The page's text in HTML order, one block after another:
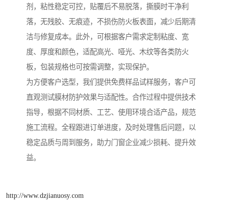
剂，粘性稳定可控，贴覆后不易脱落，撕膜时干净利
落，无残胶、无痕迹，不损伤防火板表面，减少后期清
洁与修复成本。此外，可根据客户需求定制粘度、宽
度、厚度和颜色，适配高光、哑光、木纹等各类防火
板，包装规格也可按需调整，实现保护。
为方便客户选型，我们提供免费样品试样服务，客户可
直观测试膜材防护效果与适配性。合作过程中提供技术
指导，根据不同材质、工艺、使用环境合适产品，规范
施工流程。全程跟进订单进度，及时处理售后问题，以
稳定品质与周到服务，助力门窗企业减少损耗、提升效
益。
http://www.dzjianuosy.com